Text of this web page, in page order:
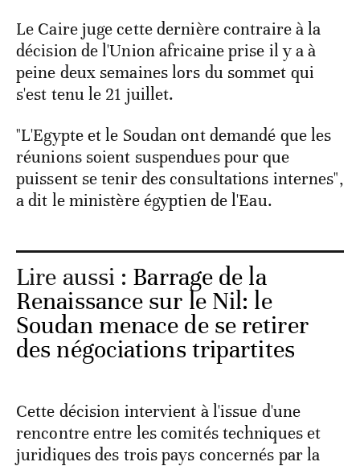
Le Caire juge cette dernière contraire à la
décision de l'Union africaine prise il y a à
peine deux semaines lors du sommet qui
s'est tenu le 21 juillet.
"L'Egypte et le Soudan ont demandé que les
réunions soient suspendues pour que
puissent se tenir des consultations internes",
a dit le ministère égyptien de l'Eau.
Lire aussi : Barrage de la
Renaissance sur le Nil: le
Soudan menace de se retirer
des négociations tripartites
Cette décision intervient à l'issue d'une
rencontre entre les comités techniques et
juridiques des trois pays concernés par la